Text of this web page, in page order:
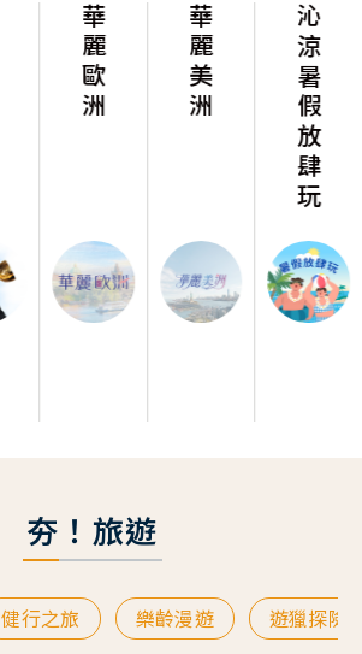
華麗歐洲 華麗美洲 沁涼暑假放肆玩
夯！旅遊
健行之旅 樂齡漫遊 遊獵探險